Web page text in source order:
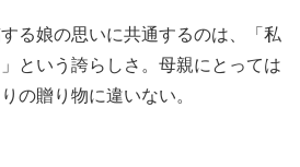
る娘の思いに共通するのは、「私
という誇らしさ。母親にとっては
の贈り物に違いない。